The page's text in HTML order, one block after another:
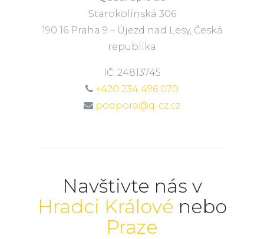
Starokolínská 306
190 16 Praha 9 – Újezd nad Lesy, Česká
republika
IČ: 24813745
+420 234 496 070
podpora@q-cz.cz
Navštivte nás v
Hradci Králové nebo
Praze